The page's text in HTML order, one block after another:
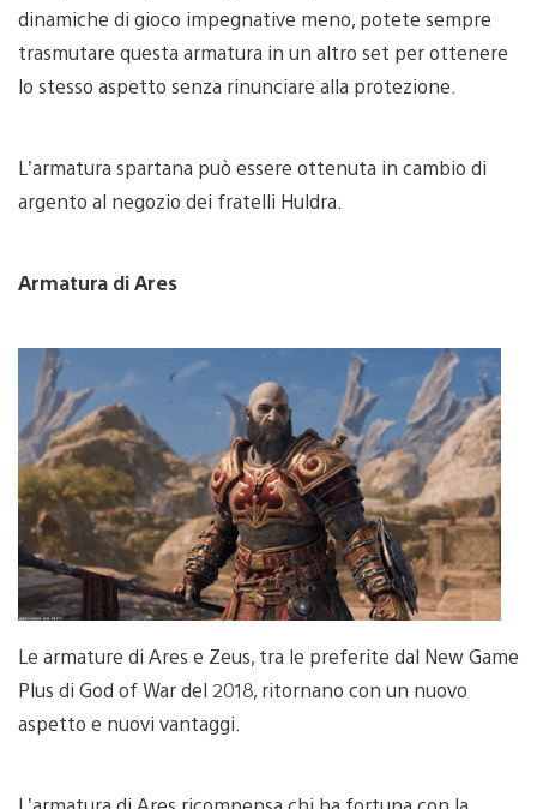
dinamiche di gioco impegnative meno, potete sempre
trasmutare questa armatura in un altro set per ottenere
lo stesso aspetto senza rinunciare alla protezione.
L’armatura spartana può essere ottenuta in cambio di
argento al negozio dei fratelli Huldra.
Armatura di Ares
Le armature di Ares e Zeus, tra le preferite dal New Game
Plus di God of War del 2018, ritornano con un nuovo
aspetto e nuovi vantaggi.